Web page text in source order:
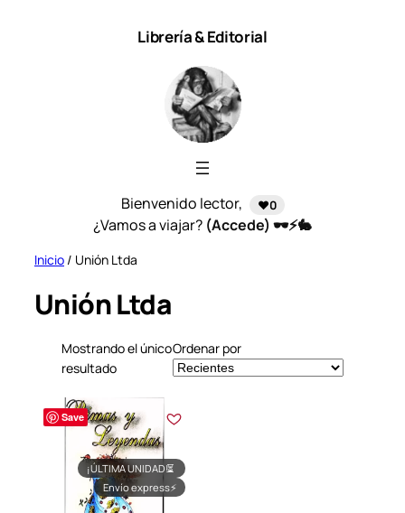
Librería & Editorial
Bienvenido lector, ❤️0
¿Vamos a viajar? (Accede) 🕶️⚡🐇
Inicio / Unión Ltda
Unión Ltda
Mostrando el único
resultado
Ordenar por
Save
¡ÚLTIMA UNIDAD!⏳
Envío express⚡